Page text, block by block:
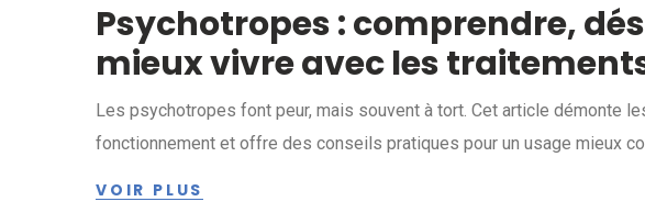
Psychotropes : comprendre,
mieux vivre avec les
Les psychotropes font peur, mais souvent à tort. Cet article démonte
fonctionnement et offre des conseils pratiques pour un usage mieux
VOIR PLUS